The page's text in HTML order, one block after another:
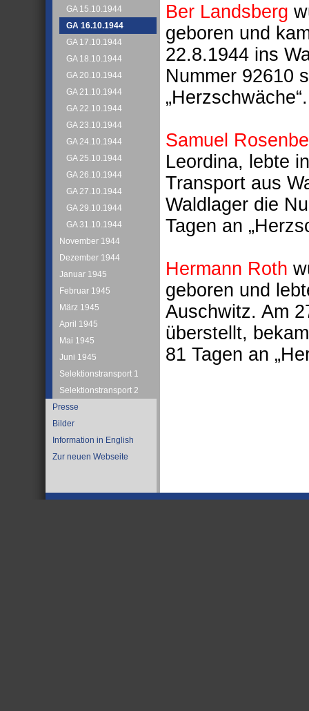
GA 15.10.1944
GA 16.10.1944
GA 17.10.1944
GA 18.10.1944
GA 20.10.1944
GA 21.10.1944
GA 22.10.1944
GA 23.10.1944
GA 24.10.1944
GA 25.10.1944
GA 26.10.1944
GA 27.10.1944
GA 29.10.1944
GA 31.10.1944
November 1944
Dezember 1944
Januar 1945
Februar 1945
März 1945
April 1945
Mai 1945
Juni 1945
Selektionstransport 1
Selektionstransport 2
Presse
Bilder
Information in English
Zur neuen Webseite
Ber Landsberg
geboren und
22.8.1944 ins
Nummer 92610
„Herzschwäche“.
Samuel
Leordina, lebte
Transport aus
Waldlager die
Tagen an
Hermann Roth
geboren und
Auschwitz. Am
überstellt,
81 Tagen an